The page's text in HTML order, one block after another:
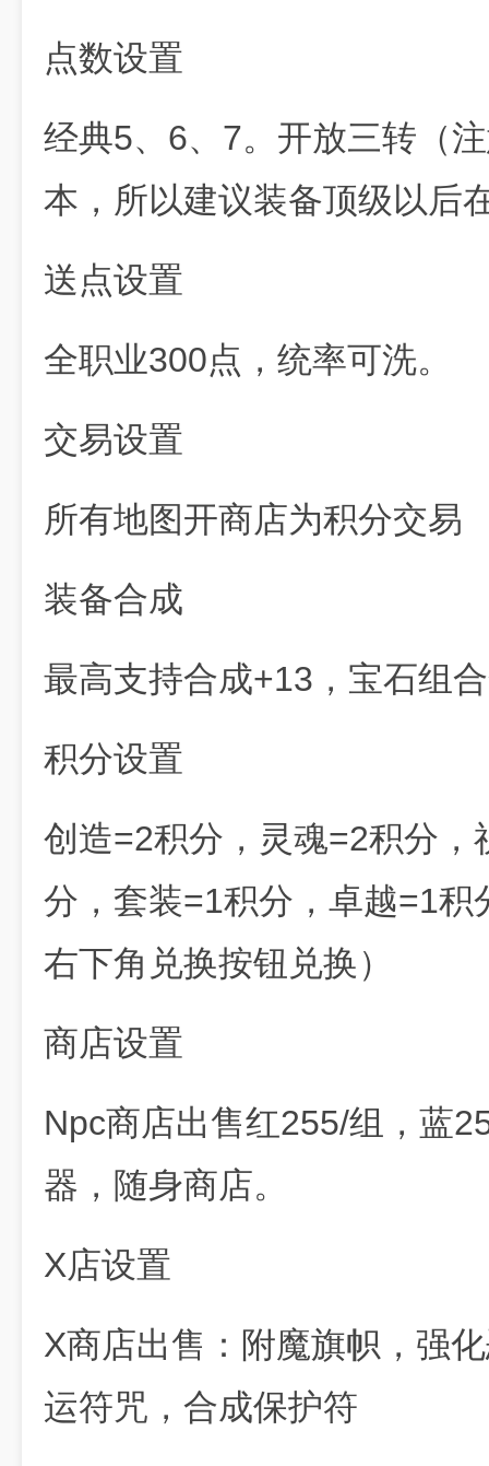
点数设置
经典5、6、7。开放三转（
本，所以建议装备顶级以后
送点设置
全职业300点，统率可洗。
交易设置
所有地图开商店为积分交易
装备合成
最高支持合成+13，宝石组
积分设置
创造=2积分，灵魂=2积分
分，套装=1积分，卓越=1
右下角兑换按钮兑换）
商店设置
Npc商店出售红255/组，蓝
器，随身商店。
X店设置
X商店出售：附魔旗帜，强
运符咒，合成保护符